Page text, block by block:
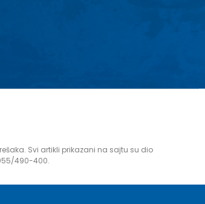
Svi artikli prikazani na sajtu su dio
490-400.